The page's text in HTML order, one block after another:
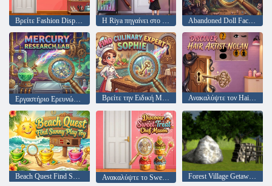
Βρείτε Fashion Display Luna Η Riya πηγαίνει στο μάθημα κιθάρας Abandoned Doll Factory Escape
Βρείτε την Ειδική Μαγειρική Σόφι Ανακαλύψτε τον Hair Artist Nolan
Beach Quest Find Sunny Play Toy Ανακαλύψτε το Sweet Treat Chef Mason Forest Village Getaway Επεισόδιο 2